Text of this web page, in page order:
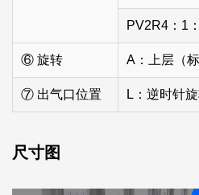
PV2R4：1
⑥ 旋转 A：上层（
⑦ 出气口位置 L：逆时针
尺寸图